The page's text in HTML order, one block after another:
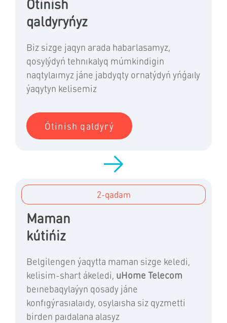
Ótinish
qaldyryńyz
Biz sizge jaqyn arada habarlasamyz,
qosylýdyń tehnıkalyq múmkindigin
naqtylaımyz jáne jabdyqty ornatýdyń yńǵaıly
ýaqytyn kelisemiz
Ótinish qaldyrý
2-qadam
Maman
kútińiz
Belgilengen ýaqytta maman sizge keledi,
kelisim-shart ákeledi, uHome Telecom
beınebaqylaýyn qosady jáne
konfıgýrasıalaıdy, osylaısha siz qyzmetti
birden paıdalana alasyz